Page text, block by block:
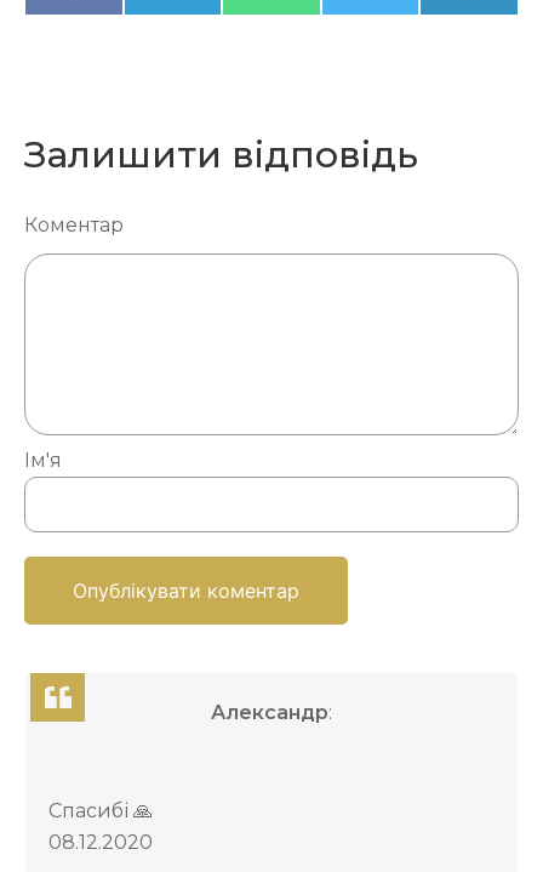
на
на
на
на
на
Залишити відповідь
Коментар
Ім'я
Александр:
Спасибі 🙏
08.12.2020